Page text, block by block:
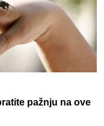
pažnju na ove